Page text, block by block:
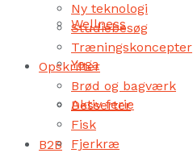
Wellness
Yoga
Aktiv ferie
B2B
Ny teknologi
Studiebesøg
Træningskoncepter
Opskrifter
Brød og bagværk
Desserter
Fisk
Fjerkræ